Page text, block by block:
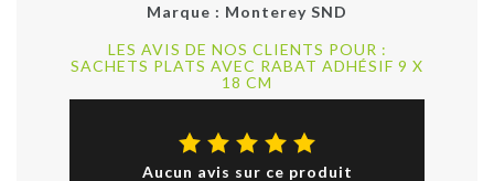
Marque : Monterey SND
LES AVIS DE NOS CLIENTS POUR :
SACHETS PLATS AVEC RABAT ADHÉSIF 9 X
18 CM
Aucun avis sur ce produit